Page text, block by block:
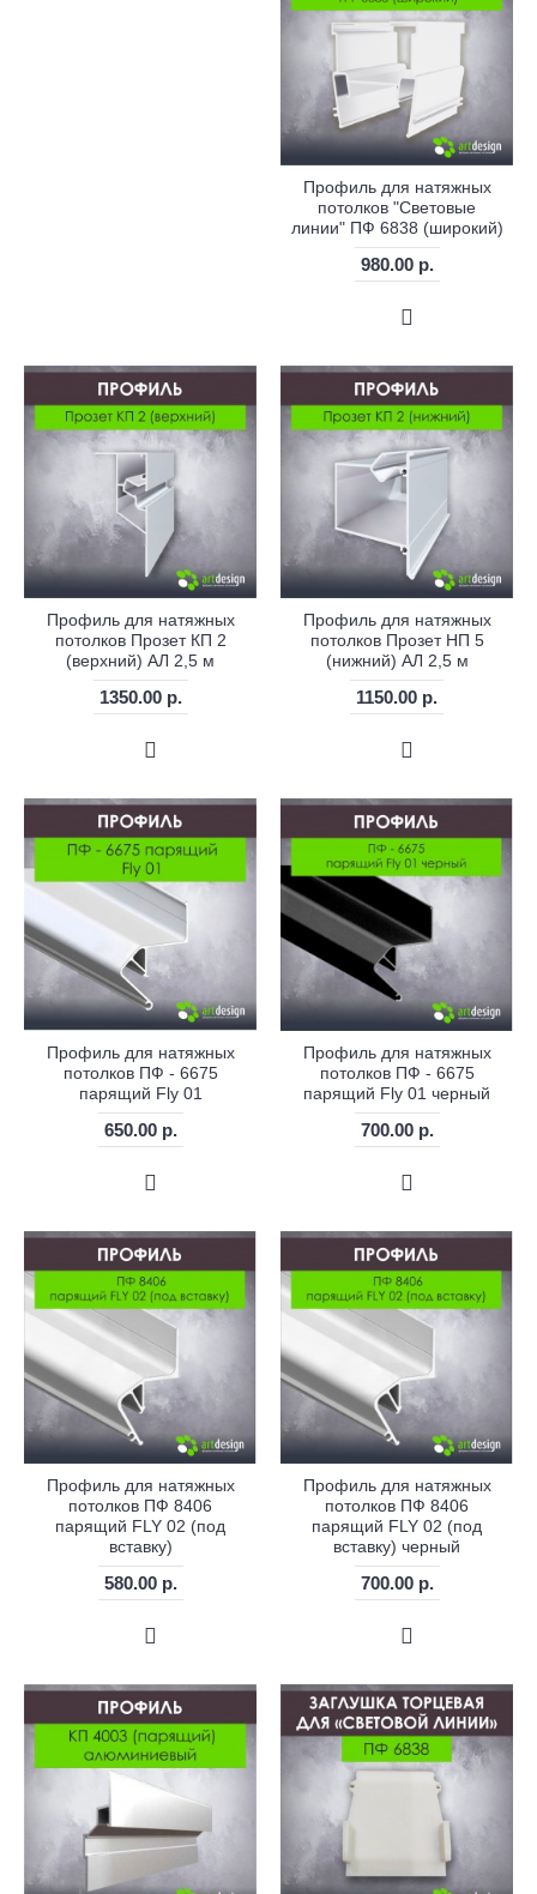
Профиль для натяжных
потолков "Световые
линии" ПФ 6838 (широкий)
980.00 р.
Профиль для натяжных
потолков Прозет КП 2
(верхний) АЛ 2,5 м
1350.00 р.
Профиль для натяжных
потолков Прозет НП 5
(нижний) АЛ 2,5 м
1150.00 р.
Профиль для натяжных
потолков ПФ - 6675
парящий Fly 01
650.00 р.
Профиль для натяжных
потолков ПФ - 6675
парящий Fly 01 черный
700.00 р.
Профиль для натяжных
потолков ПФ 8406
парящий FLY 02 (под
вставку)
580.00 р.
Профиль для натяжных
потолков ПФ 8406
парящий FLY 02 (под
вставку) черный
700.00 р.